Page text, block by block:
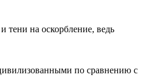
тени на оскорбление, ведь
по сравнению с